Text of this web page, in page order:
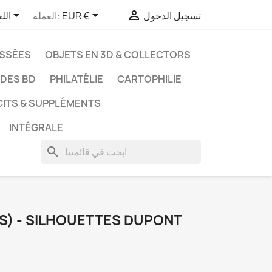
 العملة: EUR €  تسجيل الدخول
OBJETS EN 3D & COLLECTORS
BD PHILATÉLIE
CARTOPHILIE
& SUPPLÉMENTS
INTÉGRALE
search
- SILHOUETTES DUPONT